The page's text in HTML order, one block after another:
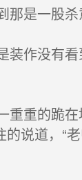
是一股杀
作没有看
重的跪在
的说道，“